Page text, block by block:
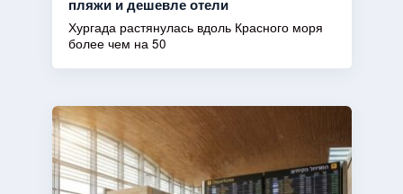
пляжи и дешевле отели
Хургада растянулась вдоль Красного моря
более чем на 50